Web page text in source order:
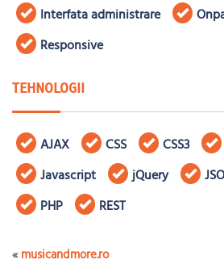
Interfata administrare
Responsive
TEHNOLOGII
AJAX CSS CSS3
Javascript
jQuery
PHP
REST
«musicandmore.ro